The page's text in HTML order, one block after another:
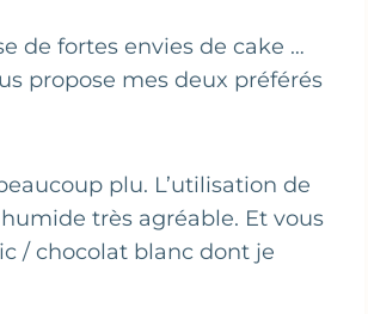
de fortes envies de cake …
propose mes deux préférés
plu. L’utilisation de
très agréable. Et vous
/ chocolat blanc dont je